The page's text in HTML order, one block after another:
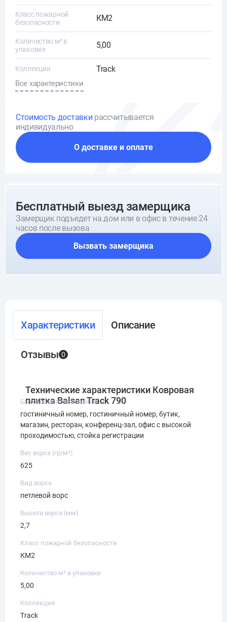
Класс пожарной
безопасности
КМ2
Количество м² в
упаковке
5,00
Коллекция Track
Все характеристики
Стоимость доставки рассчитывается
индивидуально
О доставке и оплате
Бесплатный выезд замерщика
Замерщик подъедет на дом или в офис в течение 24
часов после вызова
Вызвать замерщика
Характеристики Описание
Отзывы 0
Технические характеристики Ковровая
плитка Balsan Track 790
Бытовое использование
гостиничный номер, гостиничный номер, бутик,
магазин, ресторан, конференц-зал, офис с высокой
проходимостью, стойка регистрации
Вес ворса (гр/м²)
625
Вид ворса
петлевой ворс
Высота ворса (мм)
2,7
Класс пожарной безопасности
КМ2
Количество м² в упаковке
5,00
Коллекция
Track